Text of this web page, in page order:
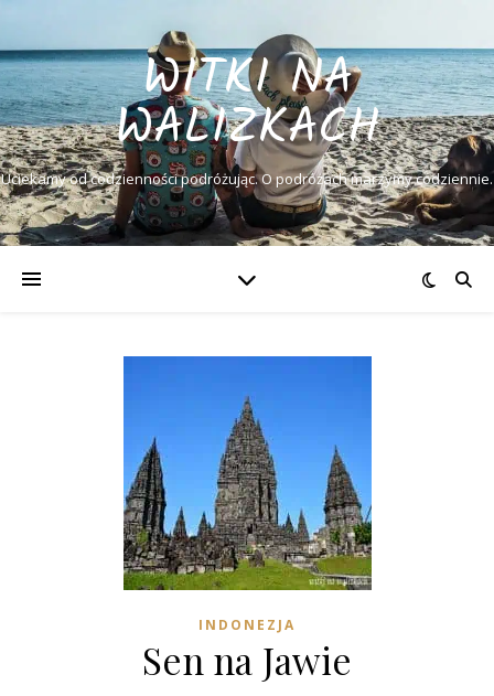
WITKI NA
WALIZKACH
Uciekamy od codzienności podróżując. O podróżach marzymy codziennie.
INDONEZJA
Sen na Jawie